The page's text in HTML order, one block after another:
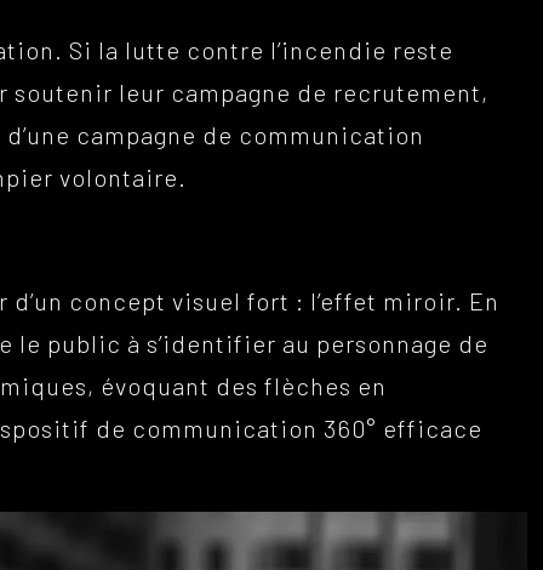
Si la lutte contre l’incendie reste
soutenir leur campagne de recrutement,
campagne de communication
volontaire.
concept visuel fort : l’effet miroir. En
public à s’identifier au personnage de
évoquant des flèches en
de communication 360° efficace